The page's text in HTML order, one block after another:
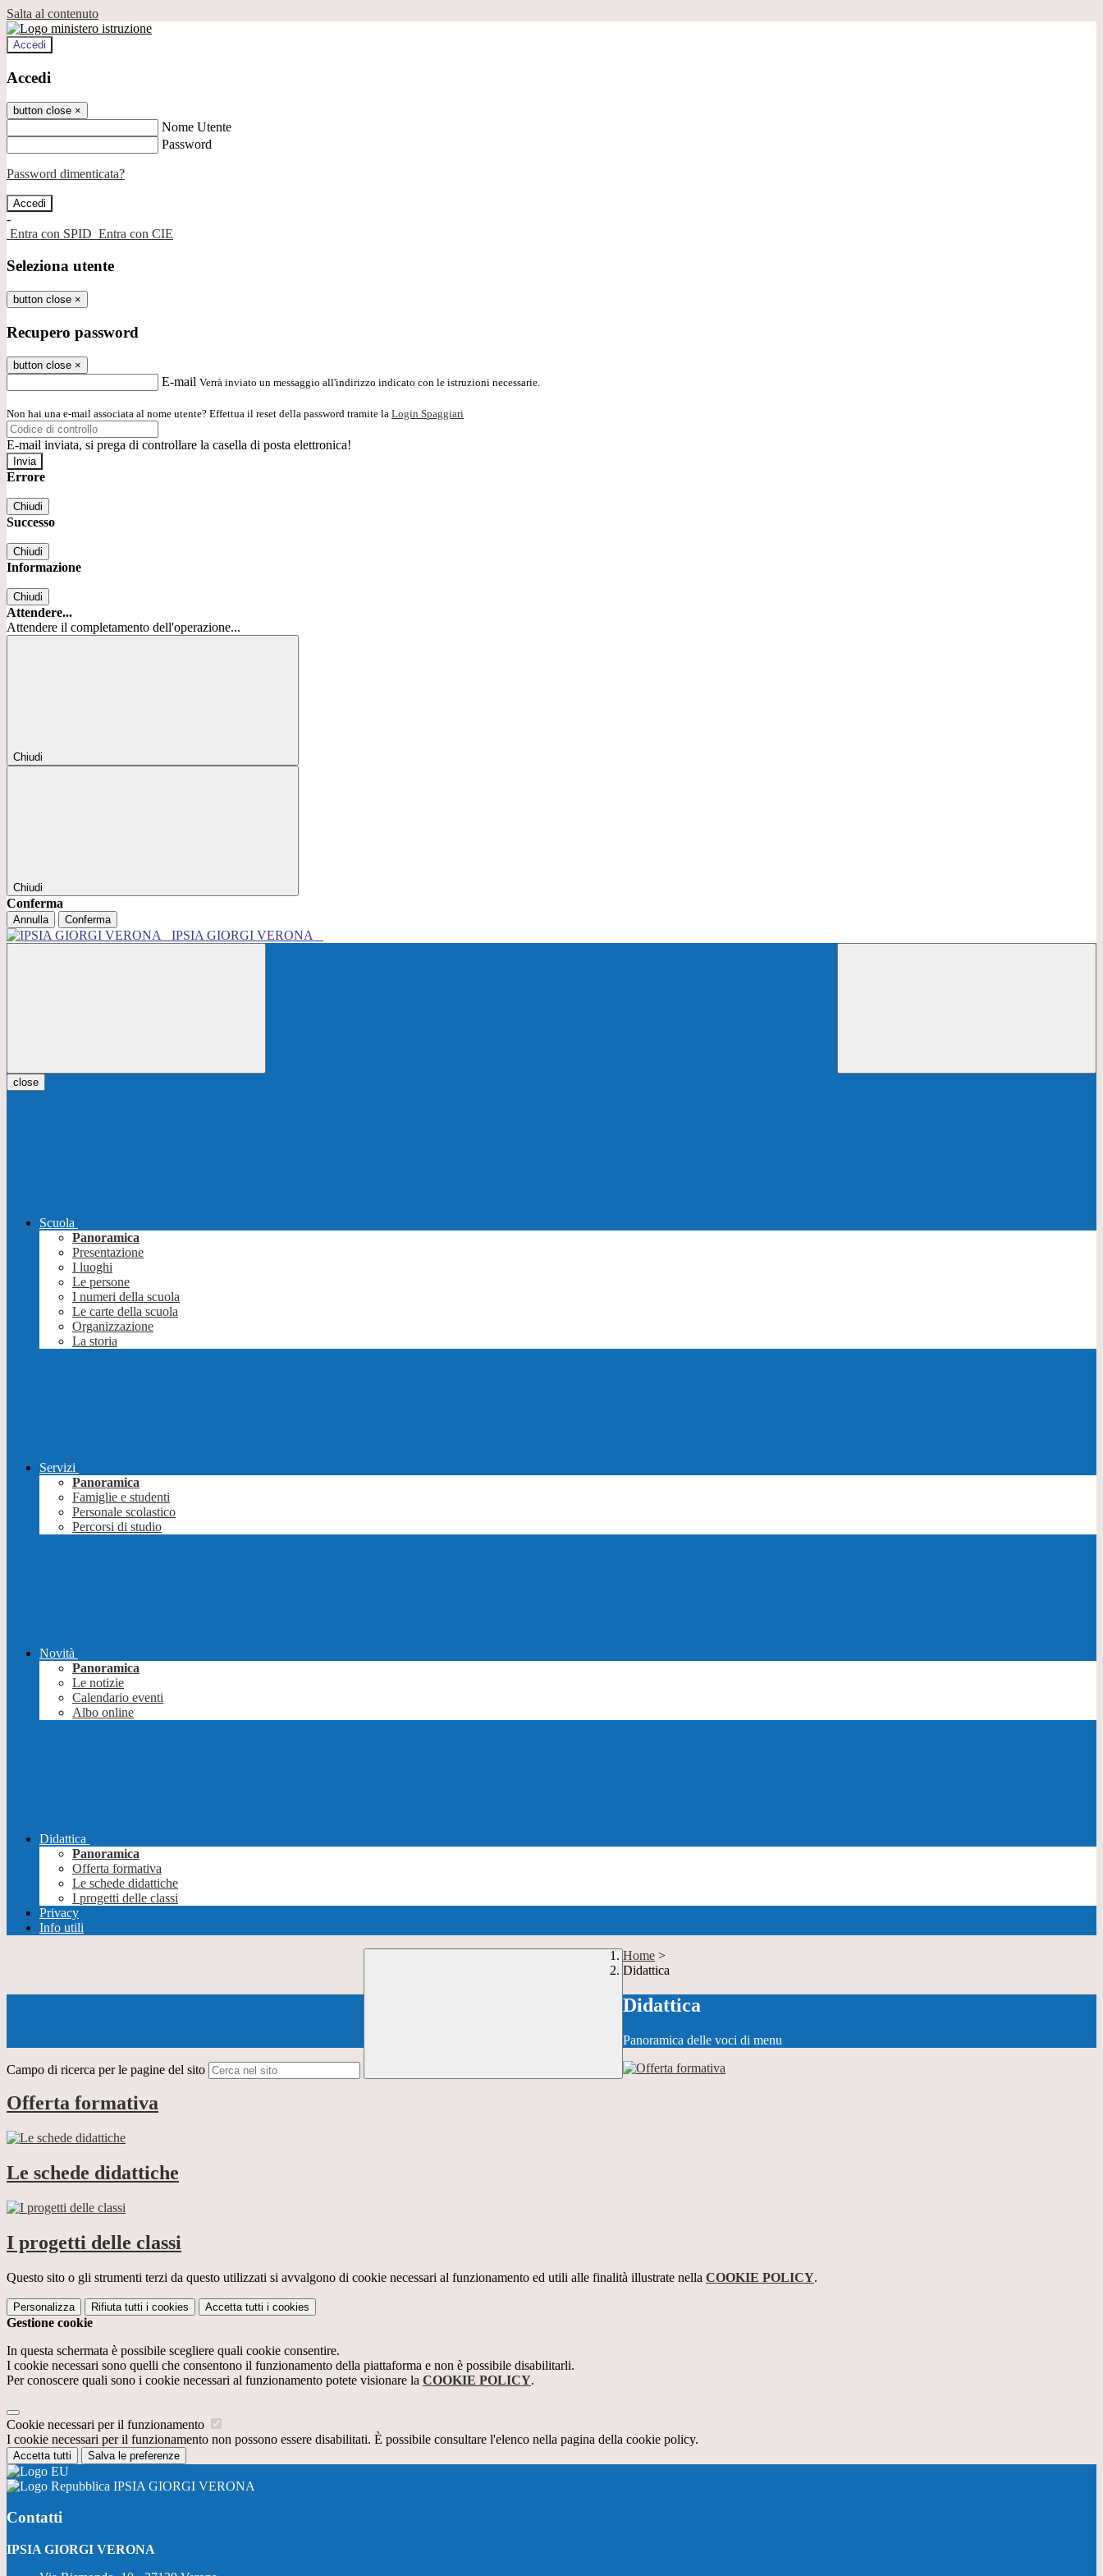
Salta al contenuto
Accedi
Accedi
button close ×
Nome Utente
Password
Password dimenticata?
-
Entra con SPID Entra con CIE
Seleziona utente
button close ×
Recupero password
button close ×
E-mail Verrà inviato un messaggio all'indirizzo indicato con le istruzioni necessarie.
Non hai una e-mail associata al nome utente? Effettua il reset della password tramite la Login Spaggiari
E-mail inviata, si prega di controllare la casella di posta elettronica!
Errore
Chiudi
Successo
Chiudi
Informazione
Chiudi
Attendere...
Attendere il completamento dell'operazione...
Chiudi
Chiudi
Conferma
Annulla Conferma
IPSIA GIORGI VERONA
close
Scuola
Panoramica
Presentazione
I luoghi
Le persone
I numeri della scuola
Le carte della scuola
Organizzazione
La storia
Servizi
Panoramica
Famiglie e studenti
Personale scolastico
Percorsi di studio
Novità
Panoramica
Le notizie
Calendario eventi
Albo online
Didattica
Panoramica
Offerta formativa
Le schede didattiche
I progetti delle classi
Privacy
Info utili
Campo di ricerca per le pagine del sito
Home >
Didattica
Didattica
Panoramica delle voci di menu
Offerta formativa
Le schede didattiche
I progetti delle classi
Questo sito o gli strumenti terzi da questo utilizzati si avvalgono di cookie necessari al funzionamento ed utili alle finalità illustrate nella COOKIE POLICY.
Personalizza Rifiuta tutti i cookies Accetta tutti i cookies
Gestione cookie
In questa schermata è possibile scegliere quali cookie consentire.
I cookie necessari sono quelli che consentono il funzionamento della piattaforma e non è possibile disabilitarli.
Per conoscere quali sono i cookie necessari al funzionamento potete visionare la COOKIE POLICY.
Cookie necessari per il funzionamento
I cookie necessari per il funzionamento non possono essere disabilitati. È possibile consultare l'elenco nella pagina della cookie policy.
Accetta tutti Salva le preferenze
IPSIA GIORGI VERONA
Contatti
IPSIA GIORGI VERONA